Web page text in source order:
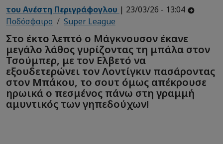
του Ανέστη Περιγράφογλου | 23/03/26 - 13:04
Ποδόσφαιρο
Super League
Στο έκτο λεπτό ο Μάγκνουσον έκανε
μεγάλο λάθος γυρίζοντας τη μπάλα στον
Τσούμπερ, με τον Ελβετό να
εξουδετερώνει τον Λοντίγκιν πασάροντας
στον Μπάκου, το σουτ όμως απέκρουσε
ηρωικά ο πεσμένος πάνω στη γραμμή
αμυντικός των γηπεδούχων!